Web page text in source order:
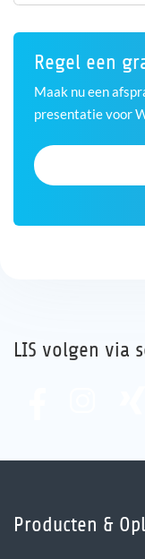
Regel een
Maak nu een
presentatie voor
LIS volgen via
Producten &